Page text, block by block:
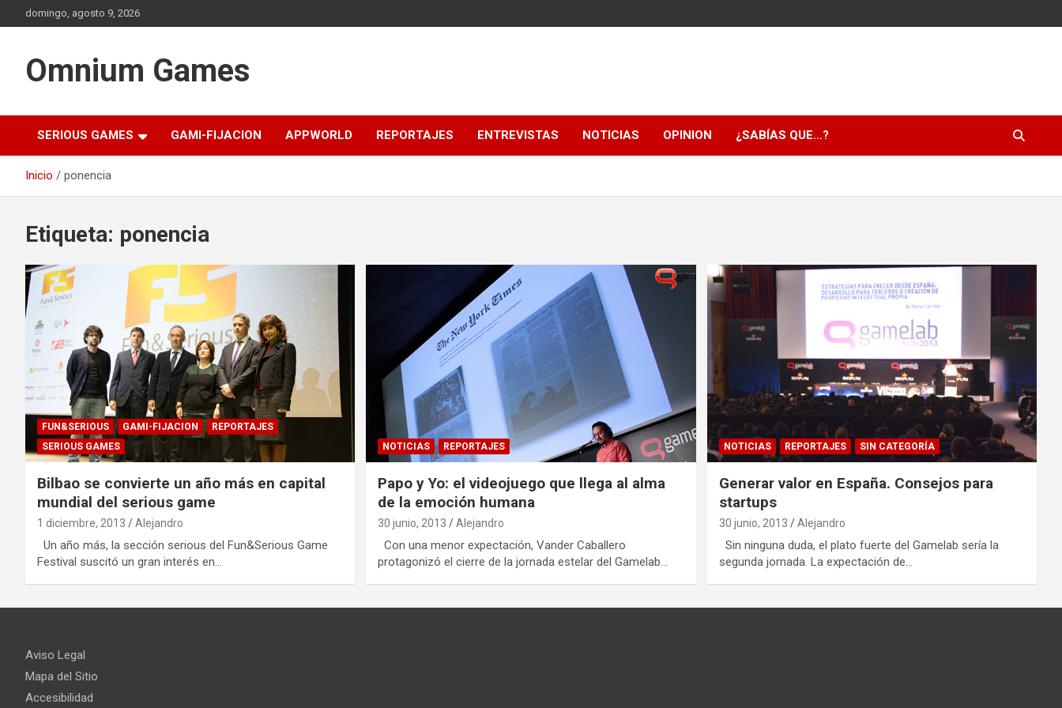
al
domingo, agosto 9, 2026
Omnium Games
SERIOUS GAMES GAMI-FIJACION APPWORLD REPORTAJES ENTREVISTAS NOTICIAS OPINION ¿SABÍAS QUE…?
Inicio ponencia
Etiqueta: ponencia
FUN&SERIOUS GAMI-FIJACION
REPORTAJES
SERIOUS GAMES
Bilbao se convierte un año más en capital
mundial del serious game
1 diciembre, 2013 Alejandro
Un año más, la sección serious del Fun&Serious Game
Festival suscitó un gran interés en…
NOTICIAS REPORTAJES
Papo y Yo: el videojuego que llega al alma
de la emoción humana
30 junio, 2013 Alejandro
Con una menor expectación, Vander Caballero
protagonizó el cierre de la jornada estelar del Gamelab…
NOTICIAS REPORTAJES SIN CATEGORÍA
Generar valor en España. Consejos para
startups
30 junio, 2013 Alejandro
Sin ninguna duda, el plato fuerte del Gamelab sería la
segunda jornada. La expectación de…
Aviso Legal
Mapa del Sitio
Accesibilidad